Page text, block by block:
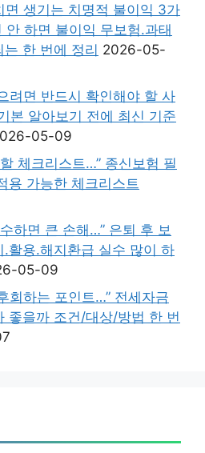
면 생기는 치명적 불이익 3가
안 하면 불이익 무보험.과태
는 한 번에 정리 2026-05-
려면 반드시 확인해야 할 사
본 알아보기 전에 최신 기준
05-09
체크리스트…” 종신보험 필
용 가능한 체크리스트
하면 큰 손해…” 은퇴 후 보
활용.해지환급 실수 많이 하
05-09
회하는 포인트…” 전세자금
좋을까 조건/대상/방법 한 번